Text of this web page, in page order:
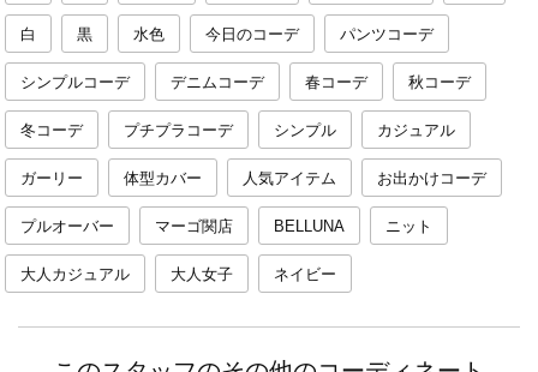
白 黒 水色 今日のコーデ パンツコーデ
シンプルコーデ デニムコーデ 春コーデ 秋コーデ
冬コーデ プチプラコーデ シンプル カジュアル
ガーリー 体型カバー 人気アイテム お出かけコーデ
プルオーバー マーゴ関店 BELLUNA ニット
大人カジュアル 大人女子 ネイビー